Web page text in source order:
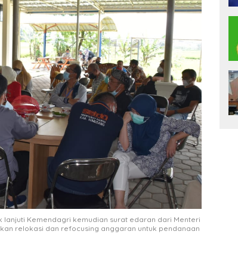
Kemendagri kemudian surat edaran dari Menteri
relokasi dan refocusing anggaran untuk pendanaan